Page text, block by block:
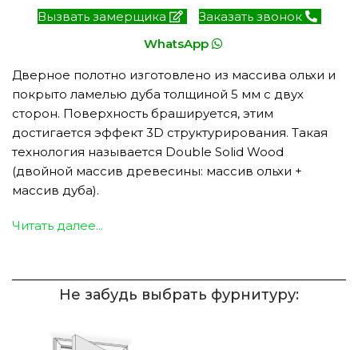
Вызвать замерщика
Заказать звонок
WhatsApp
Дверное полотно изготовлено из массива ольхи и
покрыто ламелью дуба толщиной 5 мм с двух
сторон. Поверхность брашируется, этим
достигается эффект 3D структурирования. Такая
технология называется Double Solid Wood
(двойной массив древесины: массив ольхи +
массив дуба).
Читать далее...
Не забудь выбрать фурнитуру: